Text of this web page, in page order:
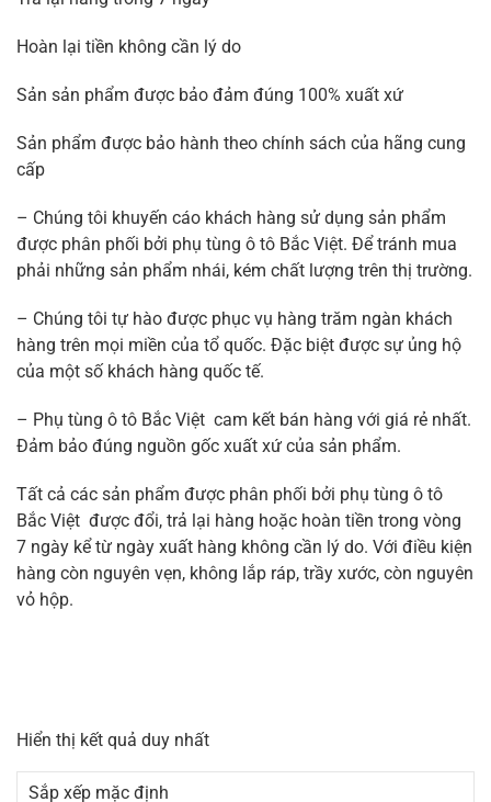
Hoàn lại tiền không cần lý do
Sản sản phẩm được bảo đảm đúng 100% xuất xứ
Sản phẩm được bảo hành theo chính sách của hãng cung
cấp
– Chúng tôi khuyến cáo khách hàng sử dụng sản phẩm
được phân phối bởi phụ tùng ô tô Bắc Việt. Để tránh mua
phải những sản phẩm nhái, kém chất lượng trên thị trường.
– Chúng tôi tự hào được phục vụ hàng trăm ngàn khách
hàng trên mọi miền của tổ quốc. Đặc biệt được sự ủng hộ
của một số khách hàng quốc tế.
– Phụ tùng ô tô Bắc Việt cam kết bán hàng với giá rẻ nhất.
Đảm bảo đúng nguồn gốc xuất xứ của sản phẩm.
Tất cả các sản phẩm được phân phối bởi phụ tùng ô tô
Bắc Việt được đổi, trả lại hàng hoặc hoàn tiền trong vòng
7 ngày kể từ ngày xuất hàng không cần lý do. Với điều kiện
hàng còn nguyên vẹn, không lắp ráp, trầy xước, còn nguyên
vỏ hộp.
Hiển thị kết quả duy nhất